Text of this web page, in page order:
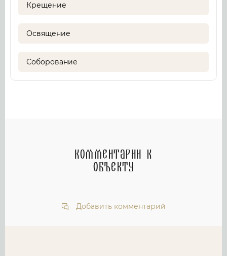
Крещение
Освящение
Соборование
Комментарии к
объекту
Добавить комментарий